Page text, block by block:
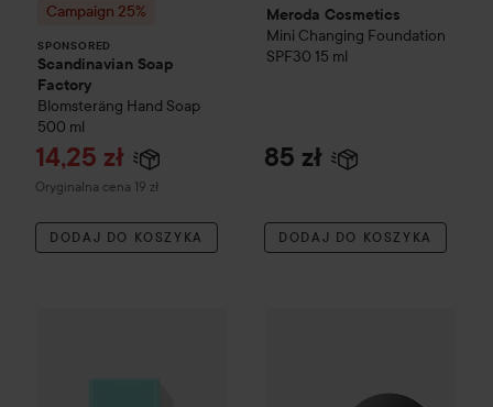
Campaign 25%
SPONSORED
Scandinavian Soap
Factory
Blomsteräng Hand Soap
500 ml
Cena promocyjna
14,25 zł
Oryginalna cena 19 zł
Cena regularna 19 zł
DODAJ DO KOSZYKA
Meroda Cosmetics
Mini Changing Foundation
SPF30 15 ml
85 zł
DODAJ DO KOSZYKA